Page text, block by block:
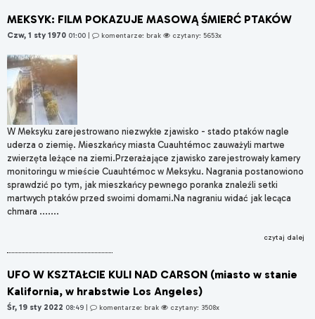
MEKSYK: FILM POKAZUJE MASOWĄ ŚMIERĆ PTAKÓW
Czw, 1 sty 1970 01:00 | komentarze: brak czytany: 5653x
W Meksyku zarejestrowano niezwykłe zjawisko - stado ptaków nagle
uderza o ziemię. Mieszkańcy miasta Cuauhtémoc zauważyli martwe
zwierzęta leżące na ziemi.Przerażające zjawisko zarejestrowały kamery
monitoringu w mieście Cuauhtémoc w Meksyku. Nagrania postanowiono
sprawdzić po tym, jak mieszkańcy pewnego poranka znaleźli setki
martwych ptaków przed swoimi domami.Na nagraniu widać jak lecąca
chmara .......
czytaj dalej
UFO W KSZTAŁCIE KULI NAD CARSON (miasto w stanie
Kalifornia, w hrabstwie Los Angeles)
Śr, 19 sty 2022 08:49 | komentarze: brak czytany: 3508x